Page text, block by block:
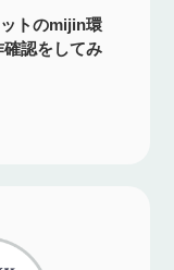
ットのmijin環
認をしてみ